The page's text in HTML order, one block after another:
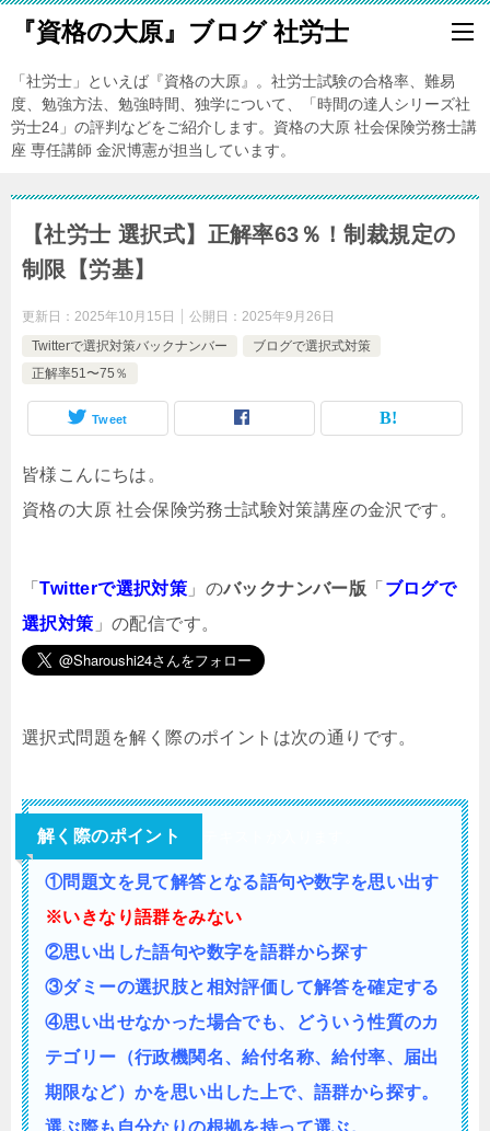
『資格の大原』ブログ 社労士
「社労士」といえば『資格の大原』。社労士試験の合格率、難易
度、勉強方法、勉強時間、独学について、「時間の達人シリーズ社
労士24」の評判などをご紹介します。資格の大原 社会保険労務士講
座 専任講師 金沢博憲が担当しています。
【社労士 選択式】正解率63％！制裁規定の
制限【労基】
更新日： 2025年10月15日 公開日： 2025年9月26日
Twitterで選択対策バックナンバー
ブログで選択式対策
正解率51〜75％
Tweet
皆様こんにちは。
資格の大原 社会保険労務士試験対策講座の金沢です。
「Twitterで選択対策 」のバックナンバー版 「 ブログで
選択対策 」の配信です。
選択式問題を解く際のポイントは次の通りです。
解く際のポイント
①問題文を見て解答となる語句や数字を思い出す
※いきなり語群をみない
②思い出した語句や数字を語群から探す
③ダミーの選択肢と相対評価して解答を確定する
④思い出せなかった場合でも、どういう性質のカ
テゴリー（行政機関名、給付名称、給付率、届出
期限など）かを思い出した上で、語群から探す。
選ぶ際も自分なりの根拠を持って選ぶ。